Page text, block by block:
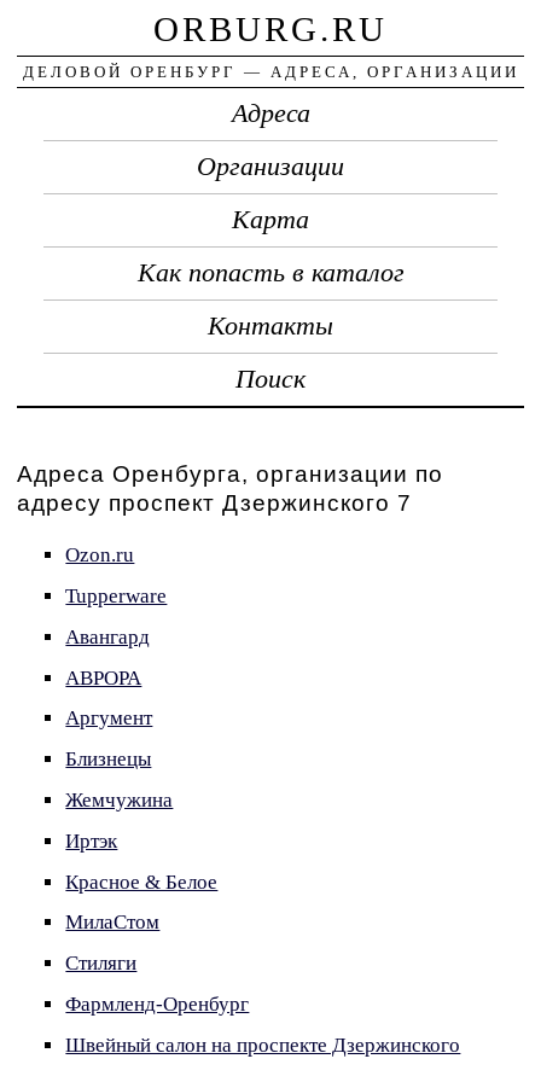
ORBURG.RU
ДЕЛОВОЙ ОРЕНБУРГ — АДРЕСА, ОРГАНИЗАЦИИ
Адреса
Организации
Карта
Как попасть в каталог
Контакты
Поиск
Адреса Оренбурга, организации по
адресу проспект Дзержинского 7
Ozon.ru
Tupperware
Авангард
АВРОРА
Аргумент
Близнецы
Жемчужина
Иртэк
Красное & Белое
МилаСтом
Стиляги
Фармленд-Оренбург
Швейный салон на проспекте Дзержинского